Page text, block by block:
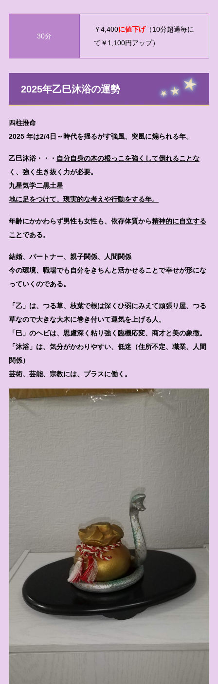
30分
￥4,400に値下げ（10分超過毎に
て￥1,100円アップ）
2025年乙巳沐浴の運勢
四柱推命
2025 年は2/4日～時代を揺るがす強風、突風に煽られる年。
乙巳沐浴・・・ 自分自身の木の根っこを強くして倒れることな
く、強く生き抜く力が必要。
九星気学二黒土星
地に足をつけて、現実的な考えや行動をする年。
年齢にかかわらず男性も女性も、 依存体質から精神的に自立する
ことである。
結婚、パートナー、親子関係、人間関係
今の環境、職場でも自分をきちんと活かせることで幸せが形にな
っていくのである。
「乙」は、つる草、枝葉で根は深くひ弱にみえて頑張り屋、つる
草なので大きな大木に巻き付いて運気を上げる人。
「巳」のヘビは、思慮深く粘り強く臨機応変、商才と美の象徴。
「沐浴」は、気分がかわりやすい、低迷（住所不定、職業、人間
関係）
芸術、芸能、宗教には、プラスに働く。